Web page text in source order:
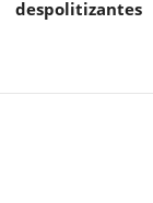
despolitizantes